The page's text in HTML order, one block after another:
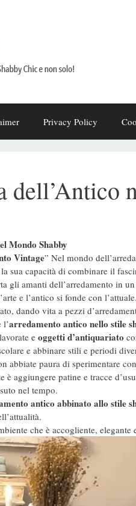
Privacy Policy
dell’Antico
Mondo Shabby
Vintage” Nel mondo
sua capacità di combinare il
gli amanti dell’arredamento in
e l’antico si fonde con
dando vita a pezzi
arredamento antico nello stile
e oggetti d’antiquariato
e abbinare stili e periodi
abbiate paura di sperimentare
è aggiungere patine e tracce
nel tempo.
antico abbinato allo stile
che è accogliente,